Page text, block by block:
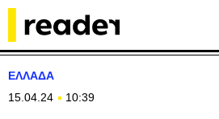
ΕΛΛΑΔΑ
15.04.24
10:39